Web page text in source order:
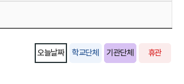
오늘날짜 학교단체 기관단체 휴관